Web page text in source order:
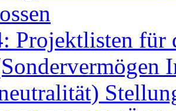
Projektlisten für